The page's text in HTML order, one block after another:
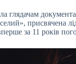
глядачам
присвячена
за 11 років